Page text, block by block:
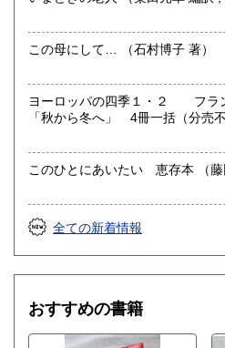
この母にして… （石村博子 著）
ヨーロッパの四季１・２ フラ
「秋から冬へ」 4冊一括（分売不可） 1 （饗庭
このひと
全ての新着情報
おすすめの書籍